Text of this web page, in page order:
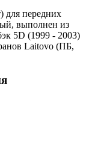
для передних
выполнен из
5D (1999 - 2003)
Laitovo (ПБ,